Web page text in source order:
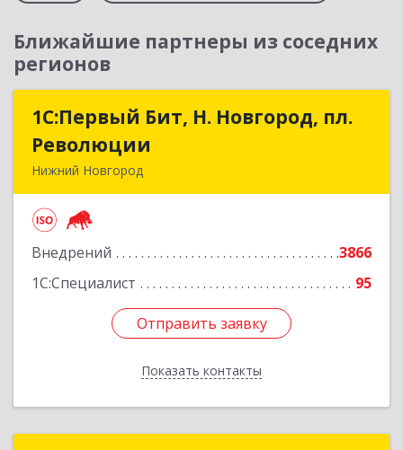
Ближайшие партнеры из соседних
регионов
1С:Первый Бит, Н. Новгород, пл.
Революции
Нижний Новгород
Внедрений
3866
1С:Специалист
95
Отправить заявку
Показать контакты
1С:Первый Бит, Н. Новгород, пл.
г, Литвинова ул, дом № 74, корпус 31, пом.1
Подробнее
Отправить заявку
Назад